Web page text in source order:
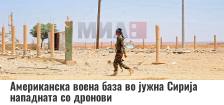
Американска воена база во јужна Сирија
нападната со дронови